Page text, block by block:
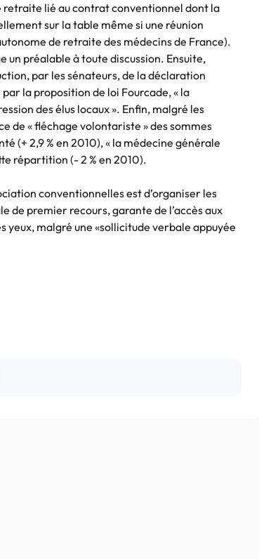
retraite lié au contrat conventionnel dont la
sur la table même si une réunion
de retraite des médecins de France).
préalable à toute discussion. Ensuite,
par les sénateurs, de la déclaration
la proposition de loi Fourcade, « la
des élus locaux ». Enfin, malgré les
de « fléchage volontariste » des sommes
(+ 2,9 % en 2010), « la médecine générale
répartition (- 2 % en 2010).
conventionnelles est d’organiser les
de premier recours, garante de l’accès aux
yeux, malgré une «sollicitude verbale appuyée